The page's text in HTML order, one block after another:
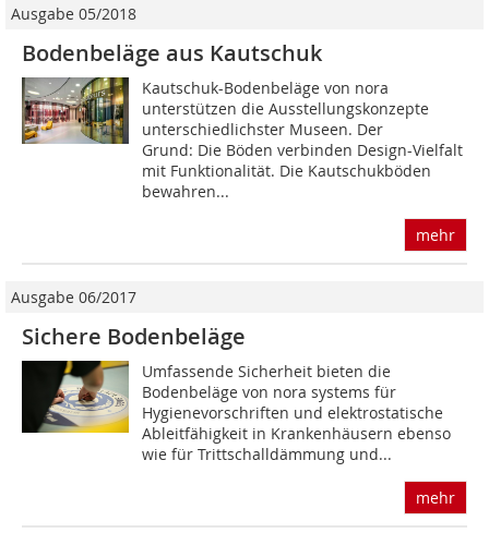
Ausgabe 05/2018
Bodenbeläge aus Kautschuk
Kautschuk-Bodenbeläge von nora
unterstützen die Ausstellungskonzepte
unterschiedlichster Museen. Der
Grund: Die Böden verbinden Design-Vielfalt
mit Funktionalität. Die Kautschukböden
bewahren...
mehr
Ausgabe 06/2017
Sichere Bodenbeläge
Umfassende Sicherheit bieten die
Bodenbeläge von nora systems für
Hygienevorschriften und elektrostatische
Ableitfähigkeit in Krankenhäusern ebenso
wie für Trittschalldämmung und...
mehr